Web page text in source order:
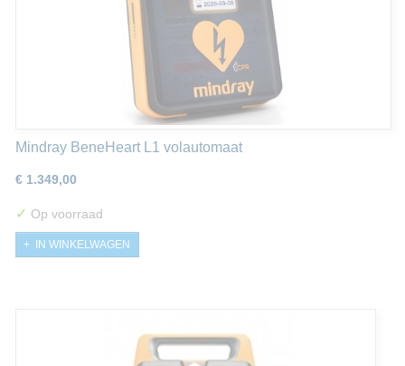
Mindray BeneHeart L1 volautomaat
€ 1.349,00
✓ Op voorraad
IN WINKELWAGEN